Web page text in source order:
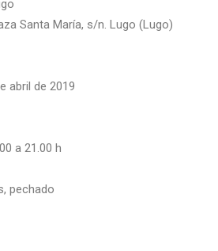
Santa María, s/n. Lugo (Lugo)
abril de 2019
a 21.00 h
pechado